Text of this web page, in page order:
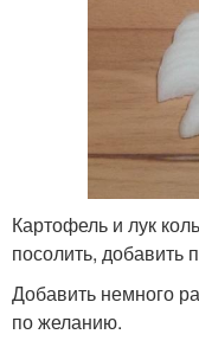
Картофель и лук
посолить,
Добавить немного
по желанию.